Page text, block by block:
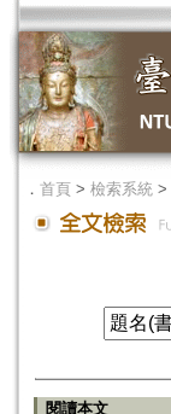
． 首頁 > 檢索系統 >
閱讀本文